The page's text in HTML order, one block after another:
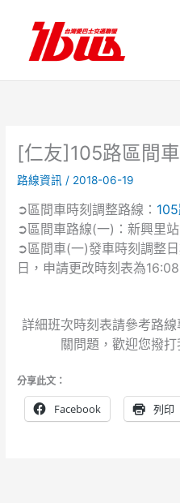
內
[仁友]105路區間
路線資訊 / 2018-06-19
➲區間車時刻調整路線：
➲區間車路線(一)：新興里
➲區間車(一)發車時刻調整
日，申請更改時刻表為16:08
詳細班次時刻表請參考路
關問題，歡迎您撥打
分享此文：
Facebook 列印